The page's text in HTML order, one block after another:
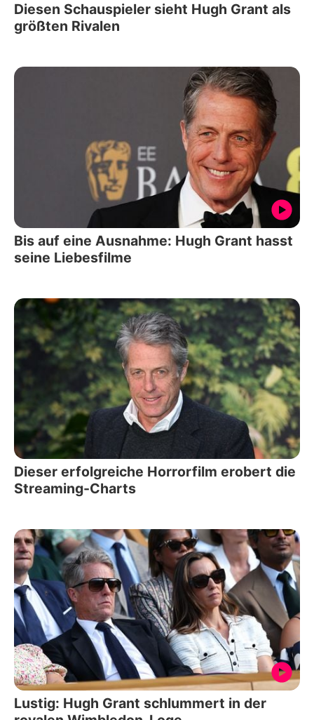
Diesen Schauspieler sieht Hugh Grant als
größten Rivalen
Bis auf eine Ausnahme: Hugh Grant hasst
seine Liebesfilme
Dieser erfolgreiche Horrorfilm erobert die
Streaming-Charts
Lustig: Hugh Grant schlummert in der